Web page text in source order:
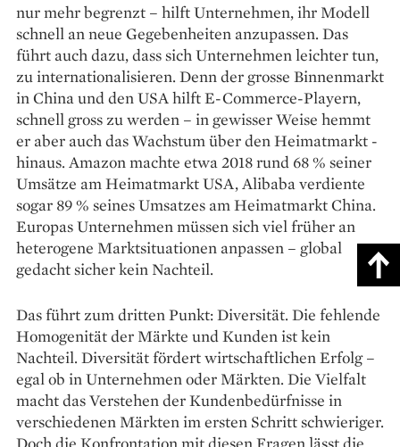
nur mehr begrenzt – hilft Unternehmen, ihr Modell
schnell an neue Gegebenheiten anzupassen. Das
führt auch dazu, dass sich Unternehmen leichter tun,
zu internationalisieren. Denn der grosse Binnenmarkt
in China und den USA hilft E-Commerce-Playern,
schnell gross zu werden – in gewisser Weise hemmt
er aber auch das Wachstum über den Heimatmarkt ­
hinaus. Amazon machte etwa 2018 rund 68 % seiner
Umsätze am Heimatmarkt USA, Alibaba verdiente
sogar 89 % seines Umsatzes am Heimatmarkt China.
Europas Unternehmen müssen sich viel früher an
heterogene Marktsituationen anpassen – global
gedacht sicher kein Nachteil.
Das führt zum dritten Punkt: Diversität. Die fehlende
Homogenität der Märkte und Kunden ist kein
Nachteil. Diversität fördert wirtschaft­lichen Erfolg –
egal ob in Unternehmen oder Märkten. Die Vielfalt
macht das Verstehen der Kunden­bedürfnisse in
verschiedenen Märkten im ersten Schritt schwieriger.
Doch die Konfrontation mit diesen Fragen lässt die